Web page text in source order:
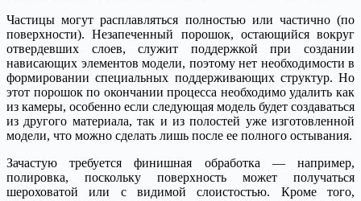
Частицы могут расплавляться полностью или частично (по
поверхности). Незапеченный порошок, остающийся вокруг
отвердевших слоев, служит поддержкой при создании
нависающих элементов модели, поэтому нет необходимости в
формировании специальных поддерживающих структур. Но
этот порошок по окончании процесса необходимо удалить как
из камеры, особенно если следующая модель будет создаваться
из другого материала, так и из полостей уже изготовленной
модели, что можно сделать лишь после ее полного остывания.
Зачастую требуется финишная обработка — например,
полировка, поскольку поверхность может получаться
шероховатой или с видимой слоистостью. Кроме того,